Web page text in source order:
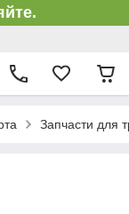
Запчасти для